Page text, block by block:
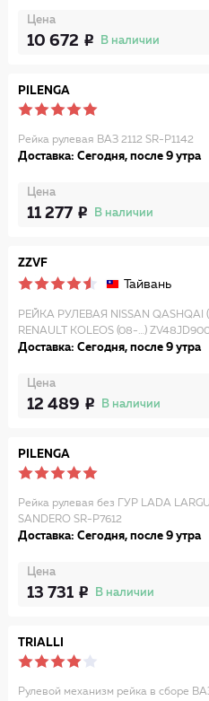
Цена
10 672 В наличии
PILENGA
Рейка рулевая ВАЗ 2112 SR-P1142
Доставка: Сегодня, после 9 утра
Цена
11 277 В наличии
ZZVF
Тайвань
РЕЙКА РУЛЕВАЯ NISSAN QASHQAI
RENAULT KOLEOS (08-…)
Доставка: Сегодня, после 9 утра
Цена
12 489 В наличии
PILENGA
Рейка рулевая без ГУР LADA
SANDERO SR-P7612
Доставка: Сегодня, после 9 утра
Цена
13 731 В наличии
TRIALLI
Рулевой механизм рейка в сборе